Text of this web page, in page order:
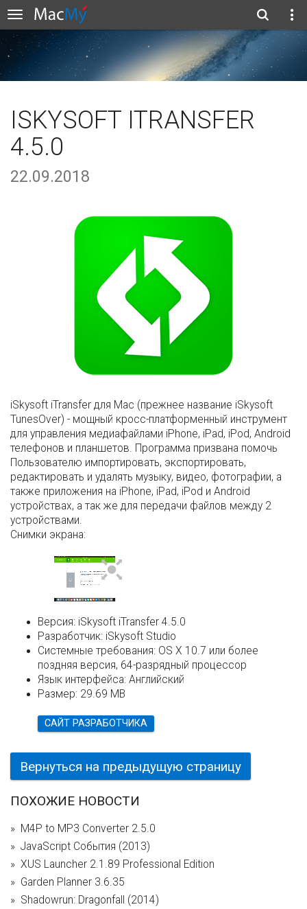
ISKYSOFT ITRANSFER
4.5.0
22.09.2018
iSkysoft iTransfer для Mac (прежнее название iSkysoft
TunesOver) - мощный кросс-платформенный инструмент
для управления медиафайлами iPhone, iPad, iPod, Android
телефонов и планшетов. Программа призвана помочь
Пользователю импортировать, экспортировать,
редактировать и удалять музыку, видео, фотографии, а
также приложения на iPhone, iPad, iPod и Android
устройствах, а так же для передачи файлов между 2
устройствами.
Снимки экрана:
Версия: iSkysoft iTransfer 4.5.0
Разработчик: iSkysoft Studio
Системные требования: OS X 10.7 или более
поздняя версия, 64-разрядный процессор
Язык интерфейса: Английский
Размер: 29.69 MB
САЙТ РАЗРАБОТЧИКА
Вернуться на предыдущую страницу
ПОХОЖИЕ НОВОСТИ
M4P to MP3 Converter 2.5.0
JavaScript События (2013)
XUS Launcher 2.1.89 Professional Edition
Garden Planner 3.6.35
Shadowrun: Dragonfall (2014)